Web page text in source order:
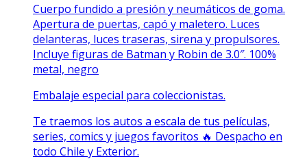
Cuerpo fundido a presión y neumáticos de goma.
Apertura de puertas, capó y maletero. Luces
delanteras, luces traseras, sirena y propulsores.
Incluye figuras de Batman y Robin de 3.0″. 100%
metal, negro
Embalaje especial para coleccionistas.
Te traemos los autos a escala de tus películas,
series, comics y juegos favoritos 🔥 Despacho en
todo Chile y Exterior.